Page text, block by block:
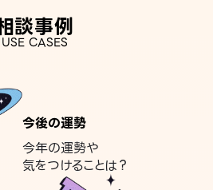
談事例
USE CASES
今後の運勢
今年の運勢や
気をつけることは？